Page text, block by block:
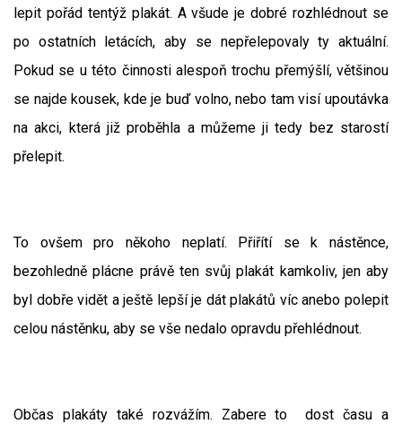
lepit pořád tentýž plakát. A všude je dobré rozhlédnout se
po ostatních letácích, aby se nepřelepovaly ty aktuální.
Pokud se u této činnosti alespoň trochu přemýšlí, většinou
se najde kousek, kde je buď volno, nebo tam visí upoutávka
na akci, která již proběhla a můžeme ji tedy bez starostí
přelepit.
To ovšem pro někoho neplatí. Přiřítí se k nástěnce,
bezohledně plácne právě ten svůj plakát kamkoliv, jen aby
byl dobře vidět a ještě lepší je dát plakátů víc anebo polepit
celou nástěnku, aby se vše nedalo opravdu přehlédnout.
Občas plakáty také rozvážím. Zabere to dost času a